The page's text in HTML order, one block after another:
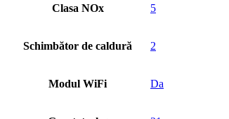
Clasa NOx 5
Schimbător de caldură 2
Modul WiFi Da